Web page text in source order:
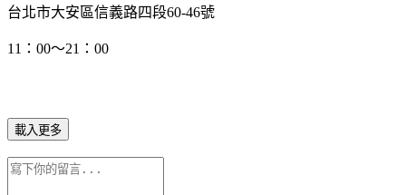
台北市大安區信義路四段60-46號
11：00～21：00
載入更多